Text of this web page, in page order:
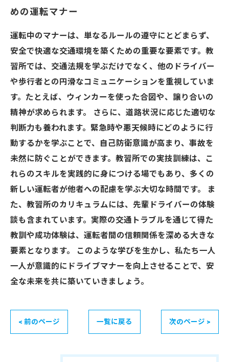
めの運転マナー
運転中のマナーは、単なるルールの遵守にとどまらず、
安全で快適な交通環境を築くための重要な要素です。教
習所では、交通法規を学ぶだけでなく、他のドライバー
や歩行者との円滑なコミュニケーションを重視していま
す。たとえば、ウィンカーを使った合図や、譲り合いの
精神が求められます。 さらに、道路状況に応じた適切な
判断力も養われます。緊急時や悪天候時にどのように行
動するかを学ぶことで、自己防衛意識が高まり、事故を
未然に防ぐことができます。教習所での実技訓練は、こ
れらのスキルを実践的に身につける場でもあり、多くの
新しい運転者が他者への配慮を学ぶ大切な時間です。 ま
た、教習所のカリキュラムには、先輩ドライバーの体験
談も含まれています。実際の交通トラブルを通じて得た
教訓や成功体験は、運転者間の信頼関係を深める大きな
要素となります。 このような学びを生かし、私たち一人
一人が意識的にドライブマナーを向上させることで、安
全な未来を共に築いていきましょう。
< 前のページ 一覧に戻る 次のページ >